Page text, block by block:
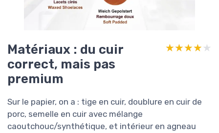
Matériaux : du cuir
correct, mais pas
premium
★★★★★
★★★★★
Sur le papier, on a : tige en cuir, doublure en cuir de
porc, semelle en cuir avec mélange
caoutchouc/synthétique, et intérieur en agneau